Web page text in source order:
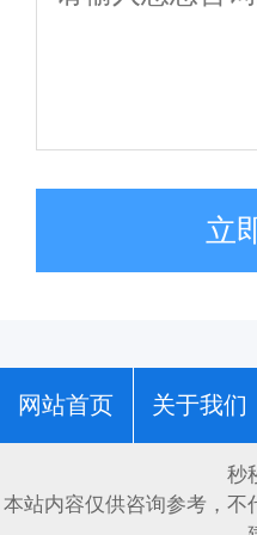
立
网站首页 关于我们
秒
本站内容仅供咨询参考，不